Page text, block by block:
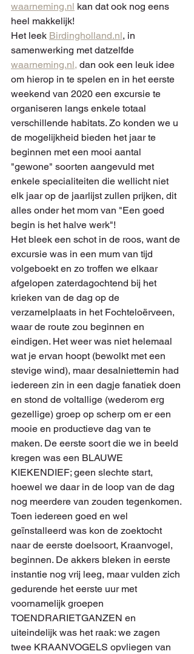
waarneming.nl kan dat ook nog eens
heel makkelijk!
Het leek Birdingholland.nl, in
samenwerking met datzelfde
waarneming.nl, dan ook een leuk idee
om hierop in te spelen en in het eerste
weekend van 2020 een excursie te
organiseren langs enkele totaal
verschillende habitats. Zo konden we u
de mogelijkheid bieden het jaar te
beginnen met een mooi aantal
"gewone" soorten aangevuld met
enkele specialiteiten die wellicht niet
elk jaar op de jaarlijst zullen prijken, dit
alles onder het mom van "Een goed
begin is het halve werk"!
Het bleek een schot in de roos, want de
excursie was in een mum van tijd
volgeboekt en zo troffen we elkaar
afgelopen zaterdagochtend bij het
krieken van de dag op de
verzamelplaats in het Fochteloërveen,
waar de route zou beginnen en
eindigen. Het weer was niet helemaal
wat je ervan hoopt (bewolkt met een
stevige wind), maar desalniettemin had
iedereen zin in een dagje fanatiek doen
en stond de voltallige (wederom erg
gezellige) groep op scherp om er een
mooie en productieve dag van te
maken. De eerste soort die we in beeld
kregen was een BLAUWE
KIEKENDIEF; geen slechte start,
hoewel we daar in de loop van de dag
nog meerdere van zouden tegenkomen.
Toen iedereen goed en wel
geïnstalleerd was kon de zoektocht
naar de eerste doelsoort, Kraanvogel,
beginnen. De akkers bleken in eerste
instantie nog vrij leeg, maar vulden zich
gedurende het eerste uur met
voornamelijk groepen
TOENDRARIETGANZEN en
uiteindelijk was het raak: we zagen
twee KRAANVOGELS opvliegen van